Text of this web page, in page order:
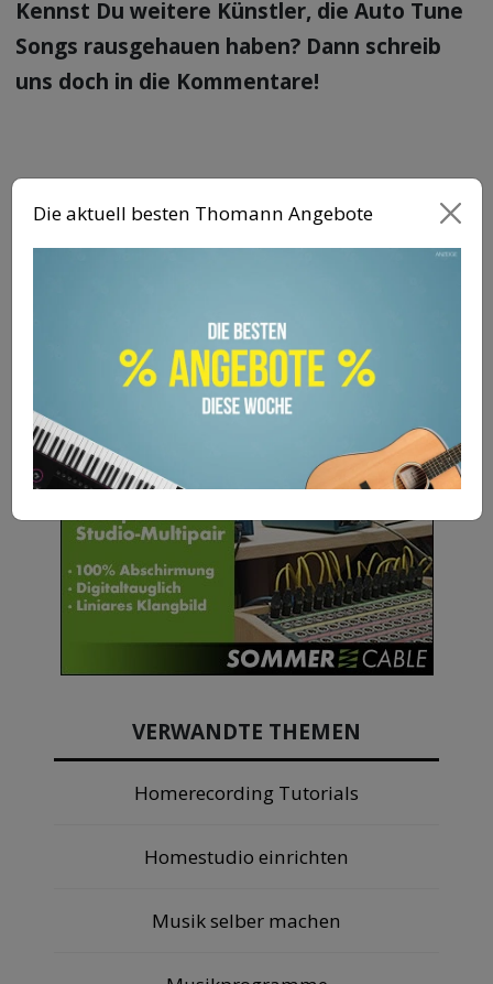
Kennst Du weitere Künstler, die Auto Tune
Songs rausgehauen haben? Dann schreib
uns doch in die Kommentare!
VERWANDTE THEMEN
Homerecording Tutorials
Homestudio einrichten
Musik selber machen
Die aktuell besten Thomann Angebote